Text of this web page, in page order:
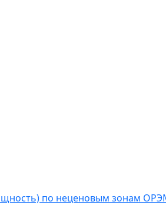
по неценовым зонам